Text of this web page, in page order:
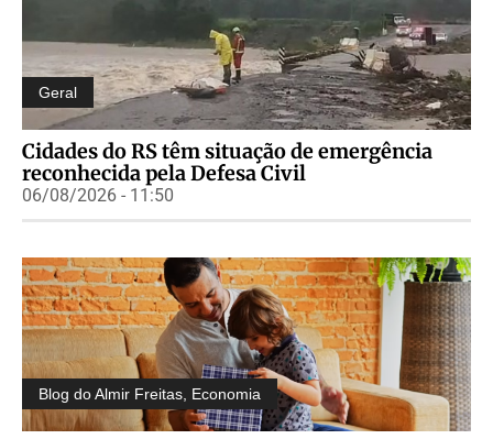
Geral
Cidades do RS têm situação de emergência
reconhecida pela Defesa Civil
06/08/2026 - 11:50
Blog do Almir Freitas, Economia